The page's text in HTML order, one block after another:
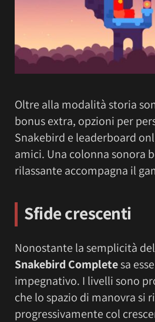
Oltre alla modalità storia
bonus extra, opzioni per
Snakebird e leaderboard
amici. Una colonna sonora
rilassante accompagna il
Sfide crescenti
Nonostante la semplicità
Snakebird Completesa
impegnativo. I livelli sono
che lo spazio di manovra si
progressivamente col